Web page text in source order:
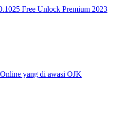
Free Unlock Premium 2023
yang di awasi OJK